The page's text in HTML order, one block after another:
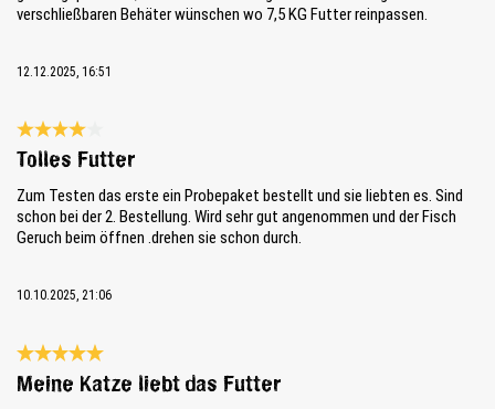
verschließbaren Behäter wünschen wo 7,5 KG Futter reinpassen.
12.12.2025, 16:51
Review with rating of 4 out of 5 stars
Tolles Futter
Zum Testen das erste ein Probepaket bestellt und sie liebten es. Sind
schon bei der 2. Bestellung. Wird sehr gut angenommen und der Fisch
Geruch beim öffnen .drehen sie schon durch.
10.10.2025, 21:06
Review with rating of 5 out of 5 stars
Meine Katze liebt das Futter